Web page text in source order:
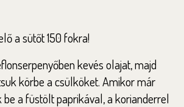
a sütőt 150 fokra!
kevés olajat, majd
körbe a csülköket. Amikor már
be a füstölt paprikával, a korianderrel